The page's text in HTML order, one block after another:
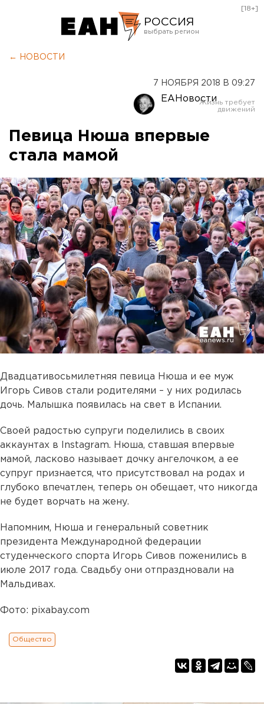
РОССИЯ
Оренбург
[18+]
← НОВОСТИ
7 НОЯБРЯ 2018 В 09:27
ЕАНовости
Певица Нюша впервые
стала мамой
Двадцативосьмилетняя певица Нюша и ее муж
Игорь Сивов стали родителями – у них родилась
дочь. Малышка появилась на свет в Испании.
Своей радостью супруги поделились в своих
аккаунтах в Instagram. Нюша, ставшая впервые
мамой, ласково называет дочку ангелочком, а ее
супруг признается, что присутствовал на родах и
глубоко впечатлен, теперь он обещает, что никогда
не будет ворчать на жену.
Напомним, Нюша и генеральный советник
президента Международной федерации
студенческого спорта Игорь Сивов поженились в
июле 2017 года. Свадьбу они отпраздновали на
Мальдивах.
Фото: pixabay.com
Общество